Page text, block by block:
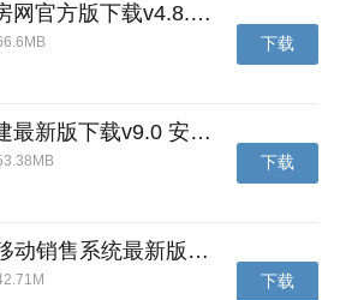
入用户名密码?
，弹出软键盘输入(需要切换到
机上外接otg鼠键也能输入。
诸葛找房网官方版下载v4.8.1.1 安卓最新版
下载
皓盘云建最新版下载v9.0 安卓版
下载
ris云客移动销售系统最新版下载v1.1.25 安卓手机版
下载